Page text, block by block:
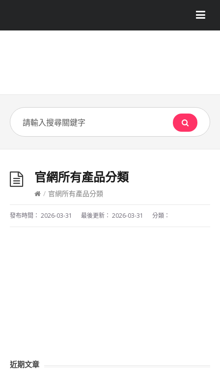
官網所有產品分類
/ 官網所有產品分類
發布時間： 2026-03-31 最後更新： 2026-03-31 分類：
近期文章